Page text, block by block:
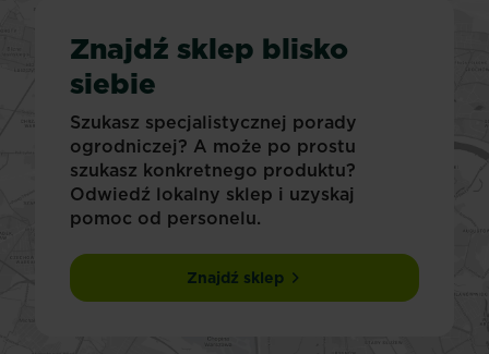
Znajdź sklep blisko
siebie
Szukasz specjalistycznej porady
ogrodniczej? A może po prostu
szukasz konkretnego produktu?
Odwiedź lokalny sklep i uzyskaj
pomoc od personelu.
Znajdź sklep